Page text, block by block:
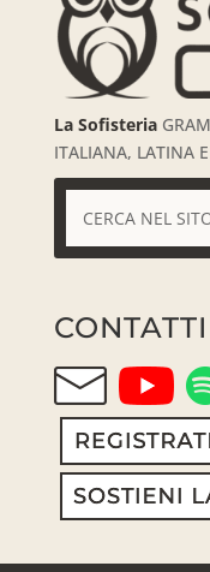
La Sofisteria
ITALIANA, LATINA
CONTATTI